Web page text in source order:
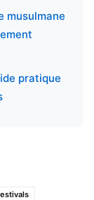
musulmane
pratique